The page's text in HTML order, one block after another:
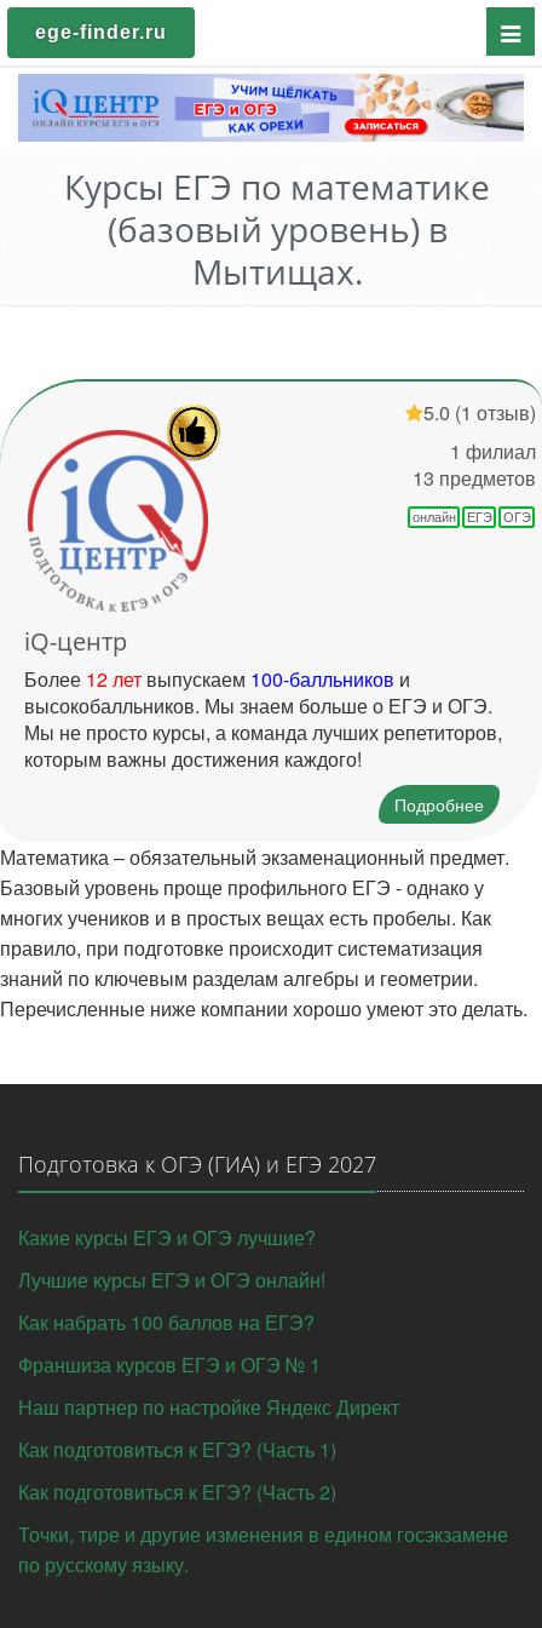
ege-finder.ru
Курсы ЕГЭ по математике
(базовый уровень) в
Мытищах.
5.0 (1 отзыв)
1 филиал
13 предметов
онлайн ЕГЭ ОГЭ
iQ-центр
Более 12 лет выпускаем 100-балльников и
высокобалльников. Мы знаем больше о ЕГЭ и ОГЭ.
Мы не просто курсы, а команда лучших репетиторов,
которым важны достижения каждого!
Подробнее
Математика – обязательный экзаменационный предмет.
Базовый уровень проще профильного ЕГЭ - однако у
многих учеников и в простых вещах есть пробелы. Как
правило, при подготовке происходит систематизация
знаний по ключевым разделам алгебры и геометрии.
Перечисленные ниже компании хорошо умеют это делать.
Подготовка к ОГЭ (ГИА) и ЕГЭ 2027
Какие курсы ЕГЭ и ОГЭ лучшие?
Лучшие курсы ЕГЭ и ОГЭ онлайн!
Как набрать 100 баллов на ЕГЭ?
Франшиза курсов ЕГЭ и ОГЭ № 1
Наш партнер по настройке Яндекс Директ
Как подготовиться к ЕГЭ? (Часть 1)
Как подготовиться к ЕГЭ? (Часть 2)
Точки, тире и другие изменения в едином госэкзамене
по русскому языку.